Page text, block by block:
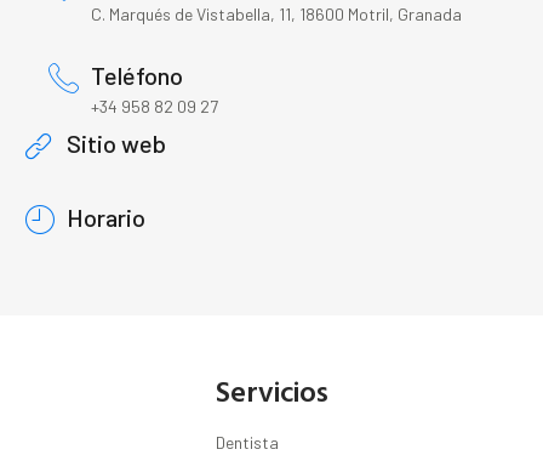
C. Marqués de Vistabella, 11, 18600 Motril, Granada
Teléfono
+34 958 82 09 27
Sitio web
Horario
Servicios
Dentista